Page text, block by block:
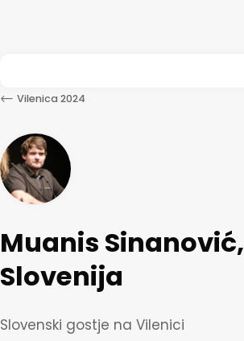
← Vilenica 2024
Muanis Sinanović,
Slovenija
Slovenski gostje na Vilenici